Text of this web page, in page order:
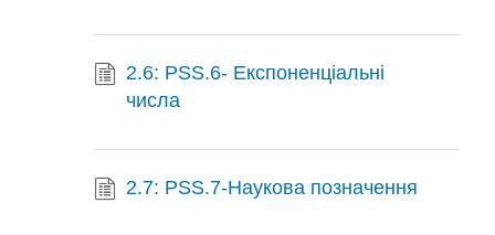
2.6: PSS.6- Експоненціальні
числа
2.7: PSS.7-Наукова позначення